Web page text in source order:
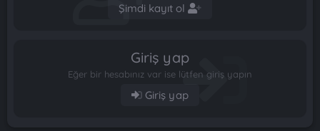
Şimdi kayıt ol
Giriş yap
Eğer bir hesabınız var ise lütfen giriş yapın
Giriş yap